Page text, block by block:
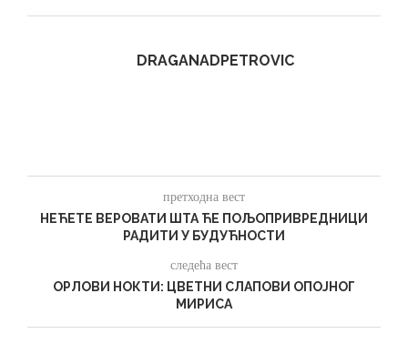
DRAGANADPETROVIC
претходна вест
НЕЋЕТЕ ВЕРОВАТИ ШТА ЋЕ ПОЉОПРИВРЕДНИЦИ
РАДИТИ У БУДУЋНОСТИ
следећа вест
ОРЛОВИ НОКТИ: ЦВЕТНИ СЛАПОВИ ОПОЈНОГ
МИРИСА